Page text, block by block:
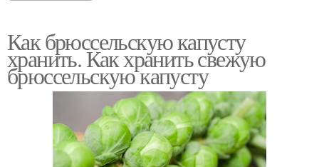
Как брюссельскую капусту
хранить. Как хранить свежую
брюссельскую капусту